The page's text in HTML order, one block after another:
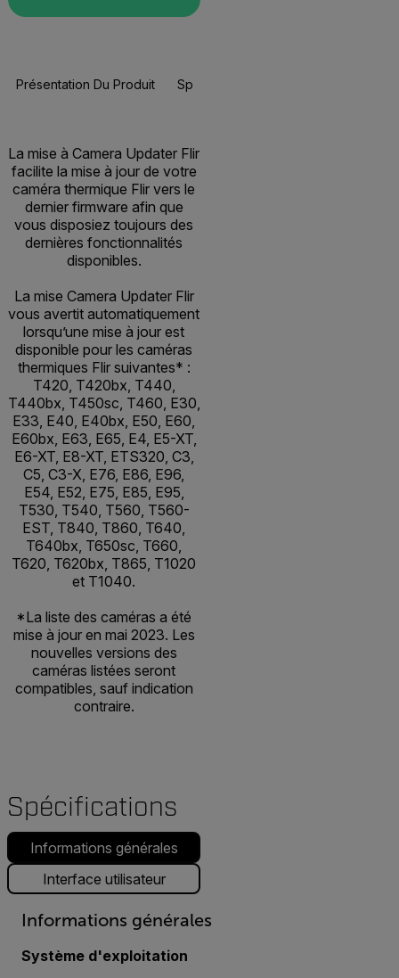
Présentation Du Produit Spécifications
La mise à Camera Updater Flir
facilite la mise à jour de votre
caméra thermique Flir vers le
dernier firmware afin que
vous disposiez toujours des
dernières fonctionnalités
disponibles.
La mise Camera Updater Flir
vous avertit automatiquement
lorsqu’une mise à jour est
disponible pour les caméras
thermiques Flir suivantes* :
T420, T420bx, T440,
T440bx, T450sc, T460, E30,
E33, E40, E40bx, E50, E60,
E60bx, E63, E65, E4, E5-XT,
E6-XT, E8-XT, ETS320, C3,
C5, C3-X, E76, E86, E96,
E54, E52, E75, E85, E95,
T530, T540, T560, T560-
EST, T840, T860, T640,
T640bx, T650sc, T660,
T620, T620bx, T865, T1020
et T1040.
*La liste des caméras a été
mise à jour en mai 2023. Les
nouvelles versions des
caméras listées seront
compatibles, sauf indication
contraire.
Spécifications
Informations générales
Interface utilisateur
Informations générales
Système d'exploitation